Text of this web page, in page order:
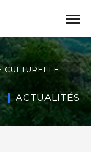
CULTURELLE
ACTUALITÉS